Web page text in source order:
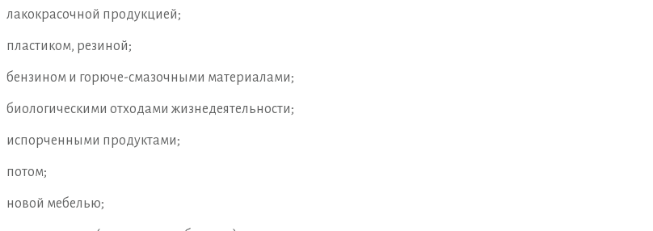
лакокрасочной продукцией;
пластиком, резиной;
бензином и горюче-смазочными материалами;
биологическими отходами жизнедеятельности;
испорченными продуктами;
потом;
новой мебелью;